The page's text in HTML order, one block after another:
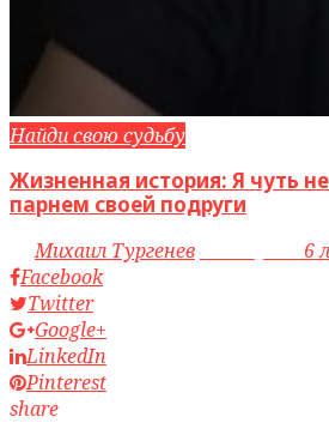
Найди свою судьбу
Жизненная история: Я чуть
парнем своей подруги
byМихаил Тургенев
6
Facebook
Twitter
Google+
LinkedIn
Pinterest
share